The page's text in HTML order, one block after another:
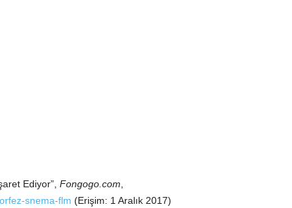
Ediyor”, Fongogo.com
snema-flm (Erişim: 1 Aralık 2017)